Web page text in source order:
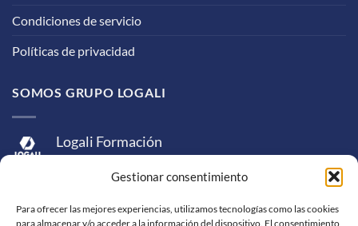
Gestionar consentimiento
Para ofrecer las mejores experiencias, utilizamos tecnologías como las cookies
para almacenar y/o acceder a la información del dispositivo. El consentimiento
Condiciones de servicio
Políticas de privacidad
SOMOS GRUPO LOGALI
Logali Formación
Logali Consultoría
Logali Ingeniería